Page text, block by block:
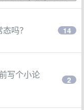
吗？ 14
写个小论
2